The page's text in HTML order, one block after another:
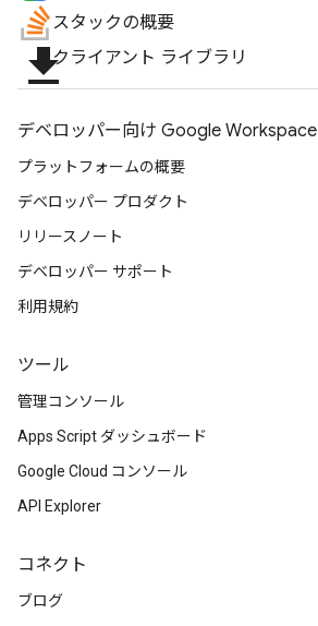
スタックの概要
file_downloadクライアント ライブラリ
デベロッパー向け Google Workspace
プラットフォームの概要
デベロッパー プロダクト
リリースノート
デベロッパー サポート
利用規約
ツール
管理コンソール
Apps Script ダッシュボード
Google Cloud コンソール
API Explorer
コネクト
ブログ